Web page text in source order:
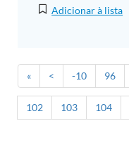
Adicionar à lista
« < -10 96
102 103 104